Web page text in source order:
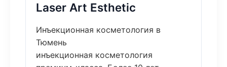
Laser Art Esthetic
Инъекционная косметология в
Тюмень
инъекционная косметология